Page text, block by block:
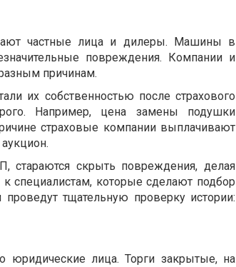
частные лица и дилеры. Машины в
повреждения. Компании и
причинам.
их собственностью после страхового
Например, цена замены подушки
страховые компании выплачивают
стараются скрыть повреждения, делая
специалистам, которые сделают подбор
тщательную проверку истории:
лица. Торги закрытые, на